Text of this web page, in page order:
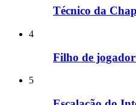
Técnico da
4
Filho de
5